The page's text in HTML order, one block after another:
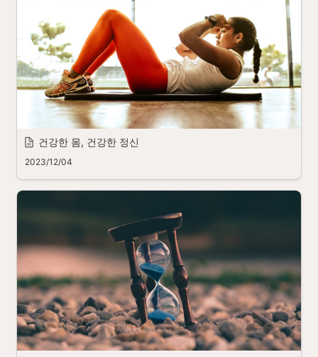
건강한 몸, 건강한 정신
2023/12/04